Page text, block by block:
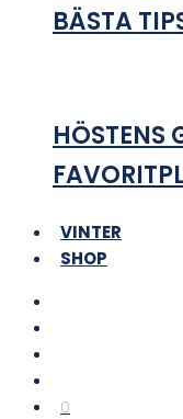
BÄSTA
HÖSTENS
VINTER
SHOP
0